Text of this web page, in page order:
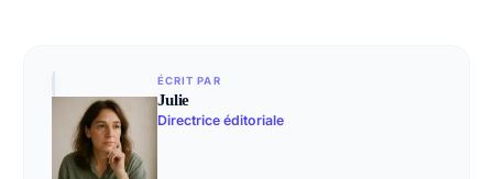
ÉCRIT PAR
Julie
Directrice éditoriale